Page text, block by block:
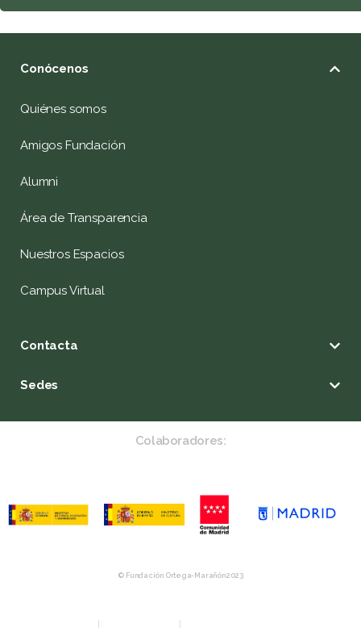
Conócenos
Quiénes somos
Amigos Fundación
Alumni
Área de Transparencia
Nuestros Espacios
Campus Virtual
Contacta
Sedes
Colaboradores:
© Fundación Ortega-Marañón 2023